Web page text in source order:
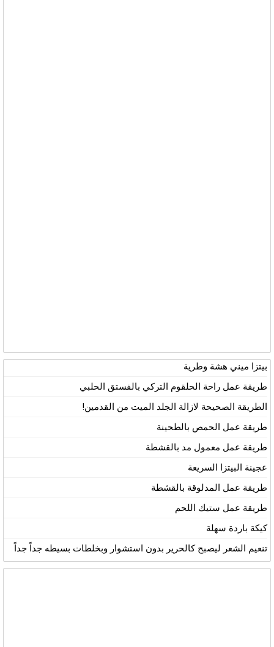
بيتزا ميني هشة وطرية
طريقة عمل راحة الحلقوم التركي بالفستق الحلبي
الطريقة الصحيحة لازالة الجلد الميت من القدمين!
طريقة عمل الحمص بالطحينة
طريقة عمل معمول مد بالقشطة
عجينة البيتزا السريعة
طريقة عمل المدلوقة بالقشطة
طريقة عمل ستيك اللحم
كيكة باردة سهلة
تنعيم الشعر ليصبح كالحرير بدون استشوار وبخلطات بسيطه جداً جداً